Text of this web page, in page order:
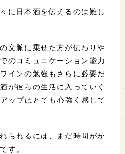
に日本酒を伝えるのは難し
文脈に乗せた方が伝わりや
のコミュニケーション能力
インの勉強もさらに必要だ
が彼らの生活に入っていく
ップはとても心強く感じて
られるには、まだ時間がか
す。